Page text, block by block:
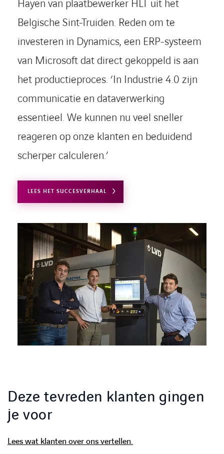
Hayen van plaatbewerker HLT uit het
Belgische Sint-Truiden. Reden om te
investeren in Dynamics, een ERP-systeem
van Microsoft dat direct gekoppeld is aan
het productieproces. ‘In Industrie 4.0 zijn
communicatie en dataverwerking
essentieel. We kunnen nu veel sneller
reageren op onze klanten en beduidend
scherper calculeren.’
LEES HET SUCCESVERHAAL
Deze tevreden klanten gingen
je voor
Lees wat klanten over ons vertellen.